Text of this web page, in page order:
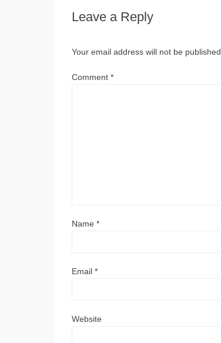
Leave a Reply
Your email address will not be published.
Comment *
Name *
Email *
Website